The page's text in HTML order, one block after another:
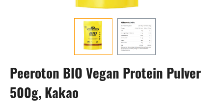
Peeroton BIO Vegan Protein Pulver
500g, Kakao